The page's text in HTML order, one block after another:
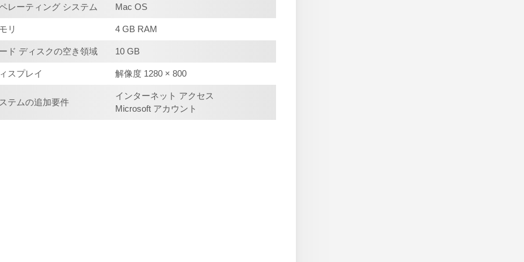
レーティング システム Mac OS
リ 4 GB RAM
ド ディスクの空き領域 10 GB
スプレイ 解像度 1280 × 800
テムの追加要件
インターネット アクセス
Microsoft アカウント